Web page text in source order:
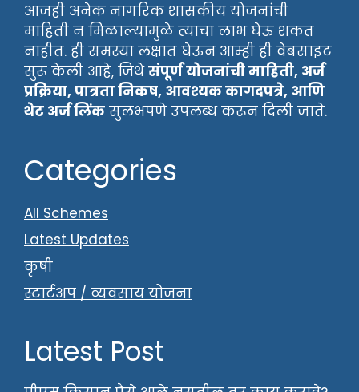
आजही अनेक नागरिक शासकीय योजनांची
माहिती न मिळाल्यामुळे त्याचा लाभ घेऊ शकत
नाहीत. ही समस्या लक्षात घेऊन आम्ही ही वेबसाइट
सुरू केली आहे, जिथेसंपूर्ण योजनांची माहिती, अर्ज
प्रक्रिया, पात्रता निकष, आवश्यक कागदपत्रे, आणि
थेट अर्ज लिंक सुलभपणे उपलब्ध करून दिली जाते.
Categories
All Schemes
Latest Updates
कृषी
स्टार्टअप / व्यवसाय योजना
Latest Post